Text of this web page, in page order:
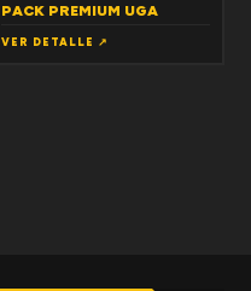
PACK PREMIUM UGA
VER DETALLE ↗